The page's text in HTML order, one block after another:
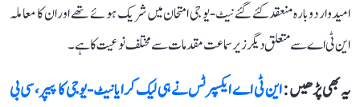
امیدوار دوبارہ منعقد کئے گئے نیٹ-یو جی امتحان میں شریک ہوئے تھے اور ان کا معاملہ
این ٹی اے سے متعلق دیگر زیر سماعت مقدمات سے مختلف نوعیت کا ہے۔
یہ بھی پڑھیں :این ٹی اے ایکسپرٹس نے ہی لیک کرایا نیٹ-یوجی کا پیپر، سی بی